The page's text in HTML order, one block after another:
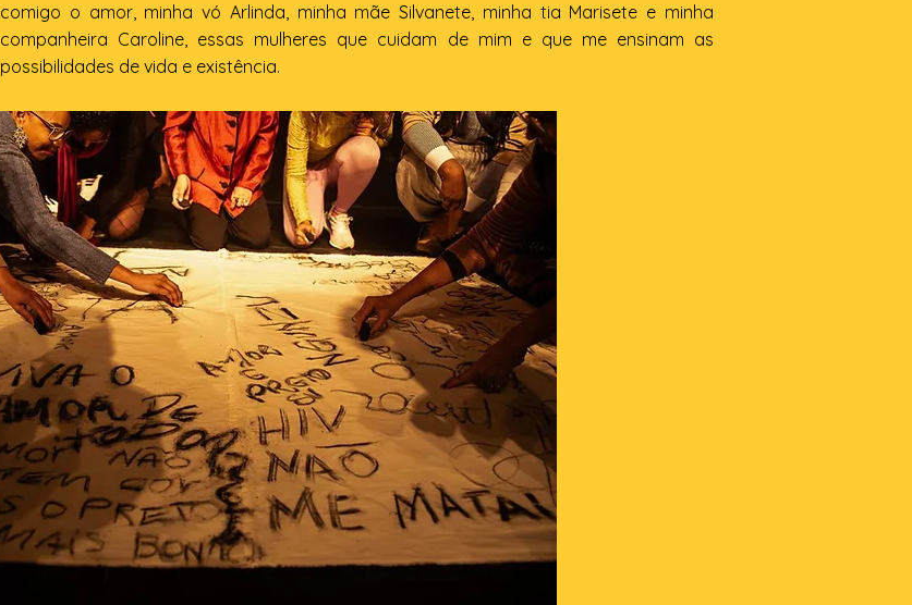
comigo o amor, minha vó Arlinda, minha mãe Silvanete, minha tia Marisete e minha
companheira Caroline, essas mulheres que cuidam de mim e que me ensinam as
possibilidades de vida e existência.